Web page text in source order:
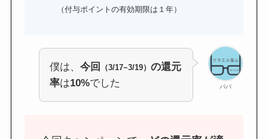
（付与ポイントの有効期限は１年）
パパ
僕は、今回 （3/17~3/19）の還元
率は10%でした